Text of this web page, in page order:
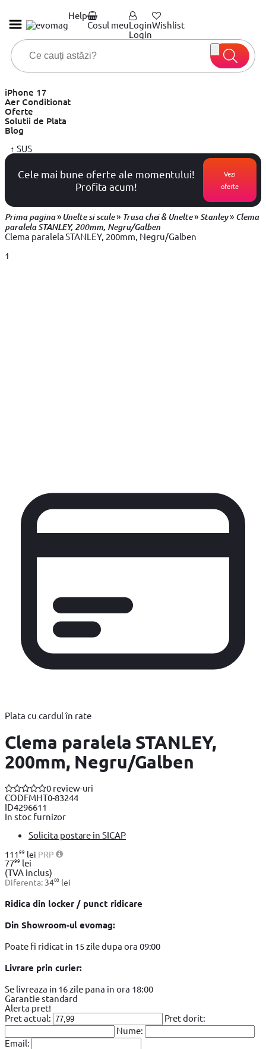
Help
Cosul meuLogin
Login
Wishlist
iPhone 17
Aer Conditionat
Oferte
Solutii de Plata
Blog
↑ SUS
Cele mai bune oferte ale momentului!
Profita acum!
Vezi
oferte
Prima pagina»Unelte si scule» Trusa chei & Unelte»Stanley» Clema
paralela STANLEY, 200mm, Negru/Galben
Clema paralela STANLEY, 200mm, Negru/Galben
1
Plata cu cardul în rate
Clema paralela STANLEY,
200mm, Negru/Galben
0 review-uri
CODFMHT0-83244
ID4296611
In stoc furnizor
Solicita postare in SICAP
11199 lei PRP
7799 lei
(TVA inclus)
Diferenta: 3400 lei
Ridica din locker / punct ridicare
Din Showroom-ul evomag:
Poate fi ridicat in 15 zile dupa ora 09:00
Livrare prin curier:
Se livreaza in 16 zile pana in ora 18:00
Garantie standard
Alerta pret!
Pret actual:
Pret dorit:
Nume:
Email: